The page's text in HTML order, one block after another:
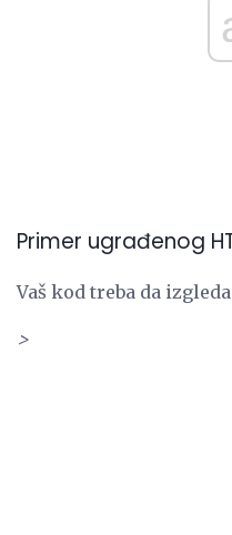
Primer ugrađenog
Vaš kod treba da
>